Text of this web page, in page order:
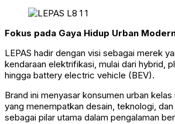
Fokus pada Gaya Hidup Urban
LEPAS hadir dengan visi sebagai merek
kendaraan elektrifikasi, mulai dari hybrid,
hingga battery electric vehicle (BEV).
Brand ini menyasar konsumen urban
yang menempatkan desain, teknologi, dan
sebagai pilar utama dalam pengalaman